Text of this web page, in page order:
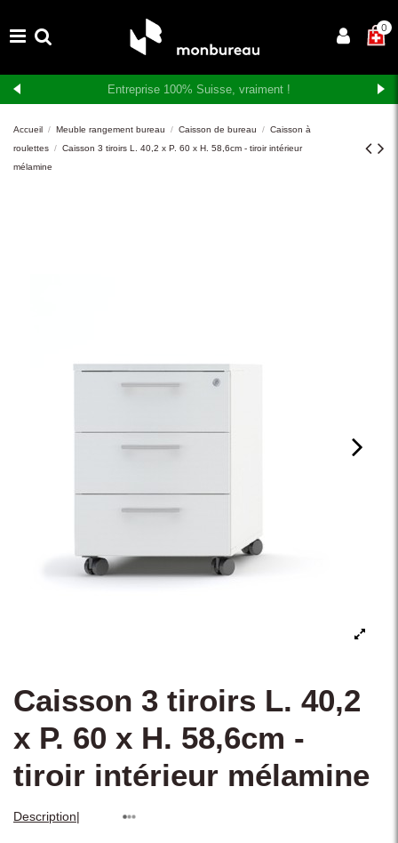
×0
Livraison et montage gratuits en Suisse romande
Accueil Meuble rangement bureau Caisson de bureau
Caisson à
roulettes
Caisson 3 tiroirs L. 40,2 x P. 60 x H. 58,6cm - tiroir intérieur
mélamine
Caisson 3 tiroirs L. 40,2
x P. 60 x H. 58,6cm -
tiroir intérieur mélamine
Description|